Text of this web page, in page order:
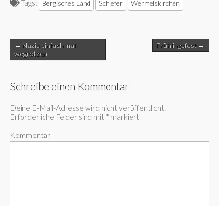
Tags: Bergisches Land Schiefer Wermelskirchen
Post
navigation
← Nazis einfach mal
wegrotzen
Frühlingsfest →
Schreibe einen Kommentar
Deine E-Mail-Adresse wird nicht veröffentlicht.
Erforderliche Felder sind mit * markiert
Kommentar